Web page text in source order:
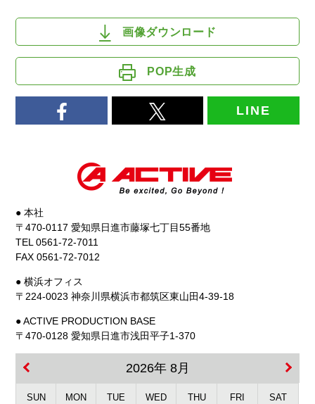
画像ダウンロード
POP生成
LINE
● 本社
〒470-0117 愛知県日進市藤塚七丁目55番地
TEL 0561-72-7011
FAX 0561-72-7012
● 横浜オフィス
〒224-0023 神奈川県横浜市都筑区東山田4-39-18
● ACTIVE PRODUCTION BASE
〒470-0128 愛知県日進市浅田平子1-370
2026年 8月
SUN MON TUE WED THU FRI SAT